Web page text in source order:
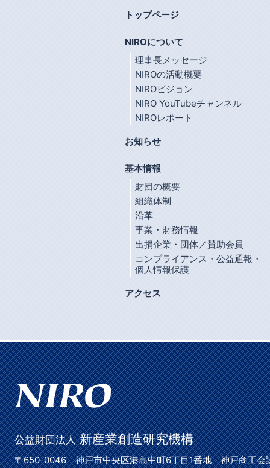
トップページ
NIROについて
理事長メッセージ
NIROの活動概要
NIROビジョン
NIRO YouTubeチャンネル
NIROレポート
お知らせ
基本情報
財団の概要
組織体制
沿革
事業・財務情報
出捐企業・団体／賛助会員
コンプライアンス・公益通報・
個人情報保護
アクセス
公益財団法人新産業創造研究機構
〒650-0046 神戸市中央区港島中町6丁目1番地 神戸商工会